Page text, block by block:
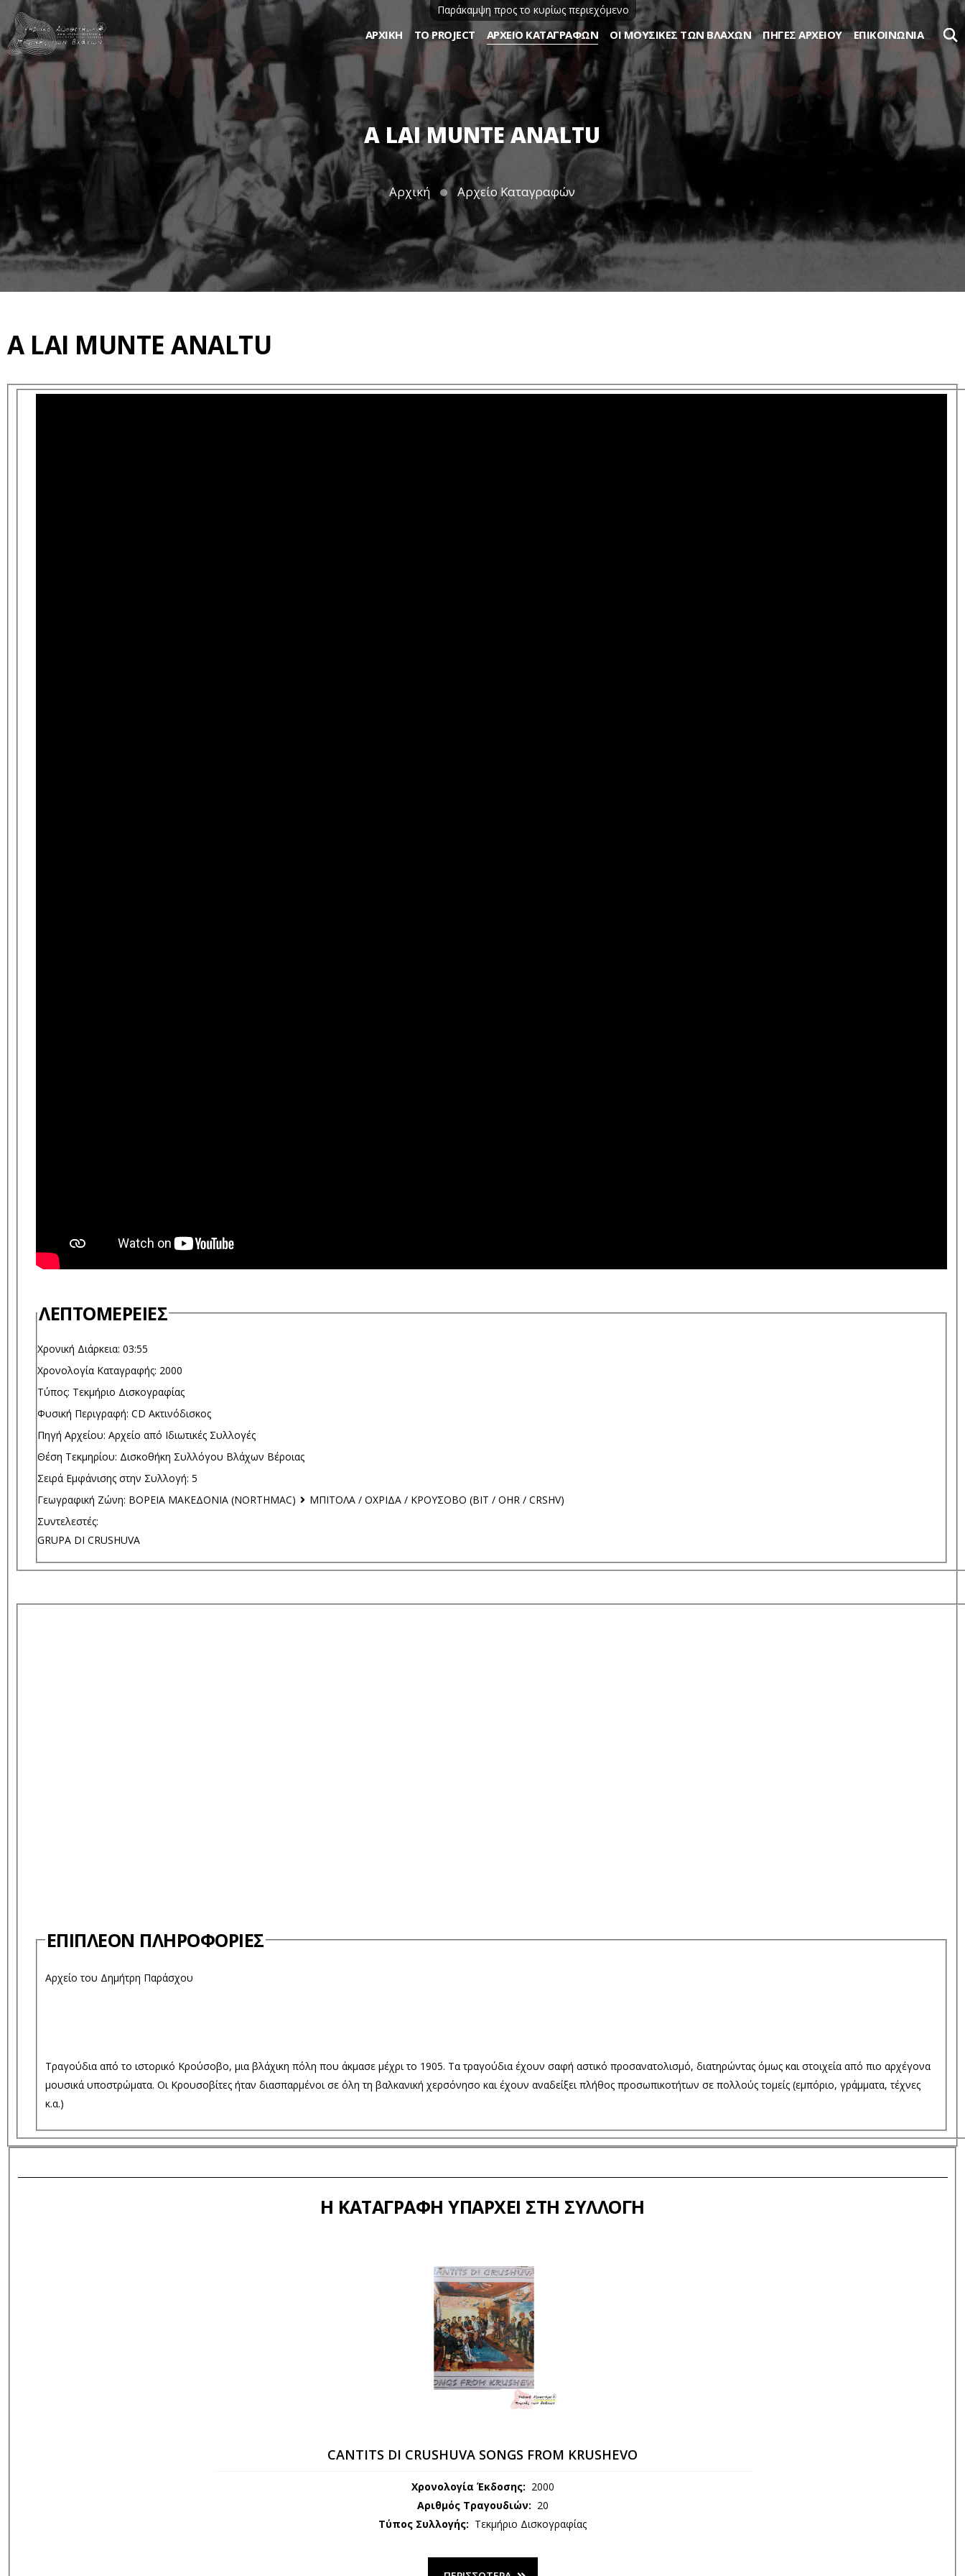
Παράκαμψη προς το κυρίως περιεχόμενο
ΑΡΧΙΚΉ ΤΟ PROJECT ΑΡΧΕΊΟ ΚΑΤΑΓΡΑΦΏΝ ΟΙ ΜΟΥΣΙΚΕΣ ΤΩΝ ΒΛΑΧΩΝ ΠΗΓΈΣ ΑΡΧΕΊΟΥ ΕΠΙΚΟΙΝΩΝΊΑ
A LAI MUNTE ANALTU
Αρχική Αρχείο Καταγραφών
A LAI MUNTE ANALTU
ΛΕΠΤΟΜΈΡΕΙΕΣ
Χρονική Διάρκεια: 03:55
Χρονολογία Καταγραφής: 2000
Τύπος: Τεκμήριο Δισκογραφίας
Φυσική Περιγραφή: CD Ακτινόδισκος
Πηγή Αρχείου: Αρχείο από Ιδιωτικές Συλλογές
Θέση Τεκμηρίου: Δισκοθήκη Συλλόγου Βλάχων Βέροιας
Σειρά Εμφάνισης στην Συλλογή: 5
Γεωγραφική Ζώνη: ΒΟΡΕΙΑ ΜΑΚΕΔΟΝΙΑ (NORTHMAC)
ΜΠΙΤΟΛΑ / ΟΧΡΙΔΑ / ΚΡΟΥΣΟΒΟ (BIT / OHR / CRSHV)
Συντελεστές:
GRUPA DI CRUSHUVA
ΕΠΙΠΛΈΟΝ ΠΛΗΡΟΦΟΡΊΕΣ
Αρχείο του Δημήτρη Παράσχου
Τραγούδια από το ιστορικό Κρούσοβο, μια βλάχικη πόλη που άκμασε μέχρι το 1905. Τα τραγούδια έχουν σαφή αστικό προσανατολισμό, διατηρώντας όμως και στοιχεία από πιο αρχέγονα
μουσικά υποστρώματα. Οι Κρουσοβίτες ήταν διασπαρμένοι σε όλη τη βαλκανική χερσόνησο και έχουν αναδείξει πλήθος προσωπικοτήτων σε πολλούς τομείς (εμπόριο, γράμματα, τέχνες
κ.α.)
Η ΚΑΤΑΓΡΑΦΉ ΥΠΆΡΧΕΙ ΣΤΗ ΣΥΛΛΟΓΉ
CANTITS DI CRUSHUVA SONGS FROM KRUSHEVO
Χρονολογία Έκδοσης: 2000
Αριθμός Τραγουδιών: 20
Τύπος Συλλογής: Τεκμήριο Δισκογραφίας